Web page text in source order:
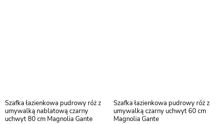
Szafka łazienkowa pudrowy róż z
umywalką nablatową czarny
uchwyt 80 cm Magnolia Gante
Szafka łazienkowa pudrowy róż z
umywalką czarny uchwyt 60 cm
Magnolia Gante